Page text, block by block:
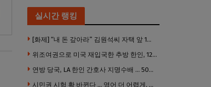
실시간 랭킹
[화제] “내 돈 갚아라” 김원석씨 자택 앞 1인 광대 시위 … 한인 투자사, “108만 달러 못받아”
위조여권으로 미국 재입국한 추방 한인, 120만 달러 은행 사기 행각
연방 당국, LA 한인 간호사 지명수배 … 500만 달러 메디캐어 사기, 선고 직전 한국 도주
시민권 시험 확 바뀐다 … 영어 더 어렵게, 민간시험 도입 추진